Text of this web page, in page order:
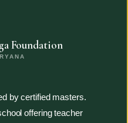
Foundation
by certified masters.
offering teacher